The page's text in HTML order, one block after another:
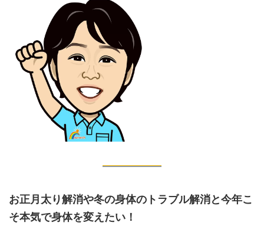
お正月太り解消や冬の身体のトラブル解消と今年こ
そ本気で身体を変えたい！